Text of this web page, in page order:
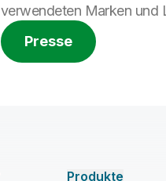
verwendeten Marken und
Presse
Produkte